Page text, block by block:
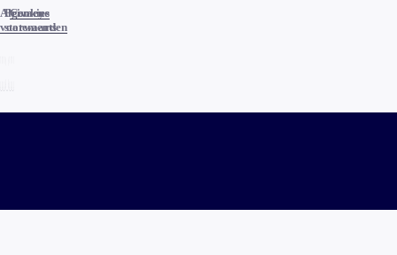
Algemene
voorwaarden
Privacy
statements
Cookies